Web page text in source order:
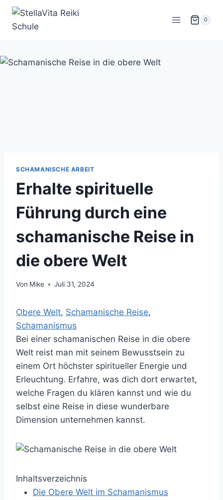
Zum
springen
0
SCHAMANISCHE ARBEIT
Erhalte spirituelle
Führung durch eine
schamanische Reise in
die obere Welt
Von Mike Juli 31, 2024
Obere Welt, Schamanische Reise
Schamanismus
Bei einer schamanischen Reise in die obere
Welt reist man mit seinem Bewusstsein zu
einem Ort höchster spiritueller Energie und
Erleuchtung. Erfahre, was dich dort erwartet,
welche Fragen du klären kannst und wie du
selbst eine Reise in diese wunderbare
Dimension unternehmen kannst.
Inhaltsverzeichnis
Die Obere Welt im Schamanismus